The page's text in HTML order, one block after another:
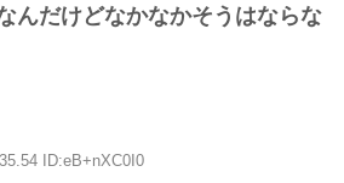
んだけどなかなかそうはならな
ID:eB+nXC0I0